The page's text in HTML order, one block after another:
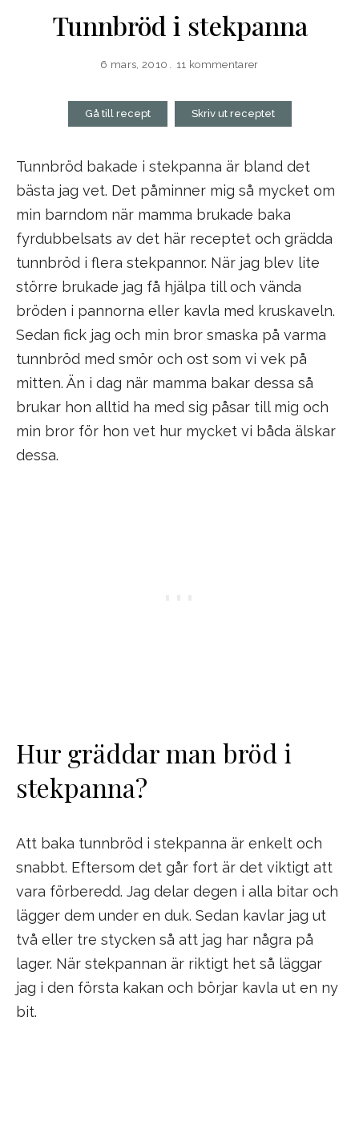
Tunnbröd i stekpanna
6 mars, 2010 11 kommentarer
Gå till recept Skriv ut receptet
Tunnbröd bakade i stekpanna är bland det
bästa jag vet. Det påminner mig så mycket om
min barndom när mamma brukade baka
fyrdubbelsats av det här receptet och grädda
tunnbröd i flera stekpannor. När jag blev lite
större brukade jag få hjälpa till och vända
bröden i pannorna eller kavla med kruskaveln.
Sedan fick jag och min bror smaska på varma
tunnbröd med smör och ost som vi vek på
mitten. Än i dag när mamma bakar dessa så
brukar hon alltid ha med sig påsar till mig och
min bror för hon vet hur mycket vi båda älskar
dessa.
Hur gräddar man bröd i
stekpanna?
Att baka tunnbröd i stekpanna är enkelt och
snabbt. Eftersom det går fort är det viktigt att
vara förberedd. Jag delar degen i alla bitar och
lägger dem under en duk. Sedan kavlar jag ut
två eller tre stycken så att jag har några på
lager. När stekpannan är riktigt het så läggar
jag i den första kakan och börjar kavla ut en ny
bit.